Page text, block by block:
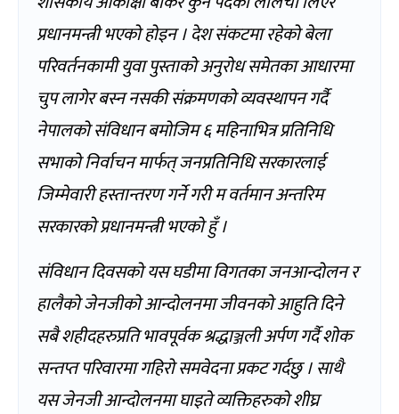
प्रधानमन्त्री भएको होइन । देश संकटमा रहेको बेला
परिवर्तनकामी युवा पुस्ताको अनुरोध समेतका आधारमा
चुप लागेर बस्न नसकी संक्रमणको व्यवस्थापन गर्दै
नेपालको संविधान बमोजिम ६ महिनाभित्र प्रतिनिधि
सभाको निर्वाचन मार्फत् जनप्रतिनिधि सरकारलाई
जिम्मेवारी हस्तान्तरण गर्ने गरी म वर्तमान अन्तरिम
सरकारको प्रधानमन्त्री भएको हुँ ।
संविधान दिवसको यस घडीमा विगतका जनआन्दोलन र
हालैको जेनजीको आन्दोलनमा जीवनको आहुति दिने
सबै शहीदहरुप्रति भावपूर्वक श्रद्धाञ्जली अर्पण गर्दै शोक
सन्तप्त परिवारमा गहिरो समवेदना प्रकट गर्दछु । साथै
यस जेनजी आन्दोलनमा घाइते व्यक्तिहरुको शीघ्र